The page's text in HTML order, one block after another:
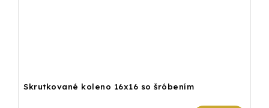
Skrutkované koleno 16x16 so šróbením